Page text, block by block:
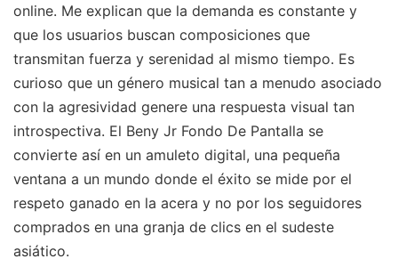
online. Me explican que la demanda es constante y
que los usuarios buscan composiciones que
transmitan fuerza y serenidad al mismo tiempo. Es
curioso que un género musical tan a menudo asociado
con la agresividad genere una respuesta visual tan
introspectiva. El Beny Jr Fondo De Pantalla se
convierte así en un amuleto digital, una pequeña
ventana a un mundo donde el éxito se mide por el
respeto ganado en la acera y no por los seguidores
comprados en una granja de clics en el sudeste
asiático.